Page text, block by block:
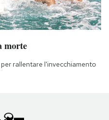
morte
rallentare l'invecchiamento